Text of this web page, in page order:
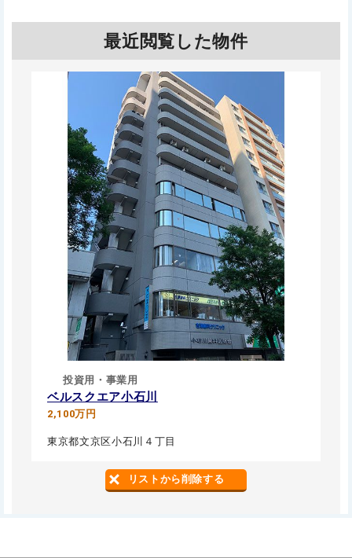
最近閲覧した物件
投資用・事業用
ベルスクエア小石川
2,100万円
東京都文京区小石川４丁目
リストから削除する